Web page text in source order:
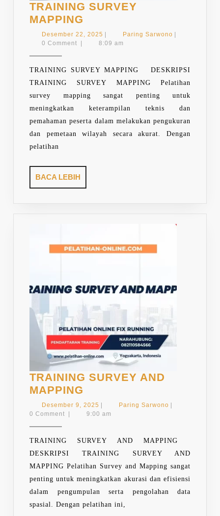
TRAINING SURVEY
MAPPING
SURVEY
MAPPING
Desember 22, 2025 Desember
22,
Paring SarwonoParing
0 Comment
8:09 am
TRAINING SURVEY MAPPING DESKRIPSI
TRAINING SURVEY MAPPING Pelatihan
survey mapping sangat penting untuk
meningkatkan keterampilan teknis dan
pemahaman peserta dalam melakukan pengukuran
dan pemetaan wilayah secara akurat. Dengan
pelatihan
BACA LEBIH
LEBIH
TRAINING SURVEY AND
MAPPING
SURVEY
AND
Desember 9, 2025 Desember
9,
Paring SarwonoParing
0 Comment
9:00 am
TRAINING SURVEY AND MAPPING
DESKRIPSI TRAINING SURVEY AND
MAPPING Pelatihan Survey and Mapping sangat
penting untuk meningkatkan akurasi dan efisiensi
dalam pengumpulan serta pengolahan data
spasial. Dengan pelatihan ini,